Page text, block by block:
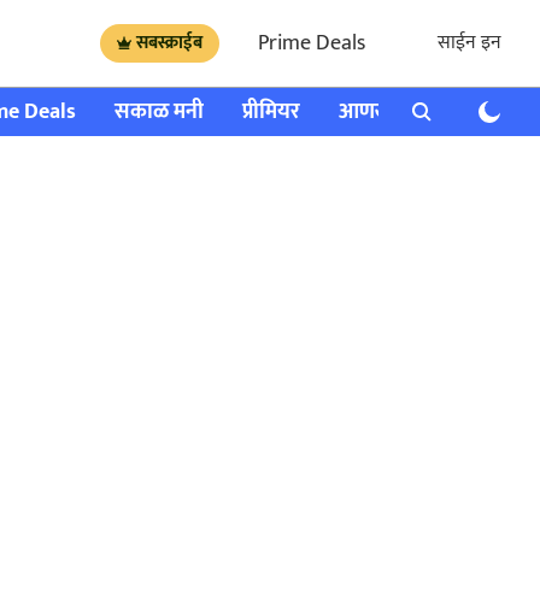
सबस्क्राईब Prime Deals साईन इन
Deals सकाळ मनी प्रीमियर आणखी राशी भविष्य